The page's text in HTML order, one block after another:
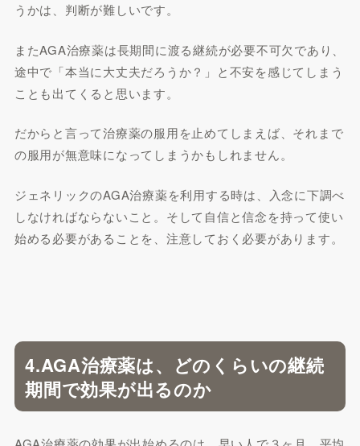
うかは、判断が難しいです。
またAGA治療薬は長期間に渡る継続が必要不可欠であり、
途中で「本当に大丈夫だろうか？」と不安を感じてしまう
ことも出てくると思います。
だからと言って治療薬の服用を止めてしまえば、それまで
の服用が無意味になってしまうかもしれません。
ジェネリックのAGA治療薬を利用する時は、入念に下調べ
しなければならないこと。そして自信と信念を持って使い
始める必要があることを、注意しておく必要があります。
4.AGA治療薬は、どのくらいの継続
期間で効果が出るのか